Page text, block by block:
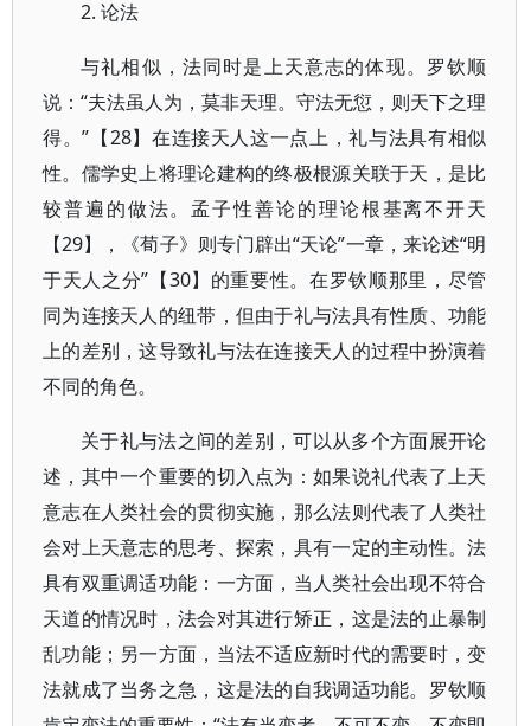
2. 论法
与礼相似，法同时是上天意志的体现。罗钦顺
说：“夫法虽人为，莫非天理。守法无愆，则天下之理
得。”【28】在连接天人这一点上，礼与法具有相似
性。儒学史上将理论建构的终极根源关联于天，是比
较普遍的做法。孟子性善论的理论根基离不开天
【29】，《荀子》则专门辟出“天论”一章，来论述“明
于天人之分”【30】的重要性。在罗钦顺那里，尽管
同为连接天人的纽带，但由于礼与法具有性质、功能
上的差别，这导致礼与法在连接天人的过程中扮演着
不同的角色。
关于礼与法之间的差别，可以从多个方面展开论
述，其中一个重要的切入点为：如果说礼代表了上天
意志在人类社会的贯彻实施，那么法则代表了人类社
会对上天意志的思考、探索，具有一定的主动性。法
具有双重调适功能：一方面，当人类社会出现不符合
天道的情况时，法会对其进行矫正，这是法的止暴制
乱功能；另一方面，当法不适应新时代的需要时，变
法就成了当务之急，这是法的自我调适功能。罗钦顺